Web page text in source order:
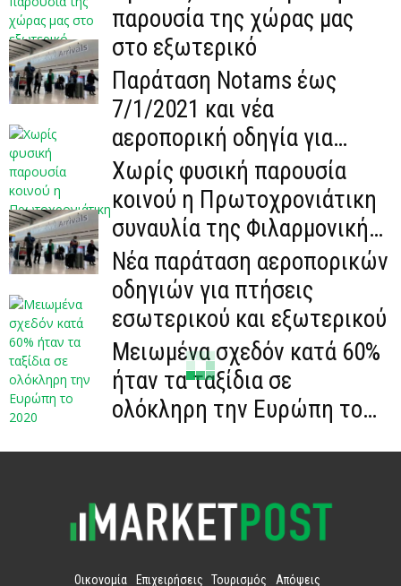
παρουσία της χώρας μας
στο εξωτερικό
Παράταση Notams έως
7/1/2021 και νέα
αεροπορική οδηγία για
3ήμερη καραντίνα
Χωρίς φυσική παρουσία
κοινού η Πρωτοχρονιάτικη
συναυλία της Φιλαρμονικής
της Βιέννης
Νέα παράταση αεροπορικών
οδηγιών για πτήσεις
εσωτερικού και εξωτερικού
Mειωμένα σχεδόν κατά 60%
ήταν τα ταξίδια σε
ολόκληρη την Ευρώπη το
Οικονομία Επιχειρήσεις Τουρισμός Απόψεις